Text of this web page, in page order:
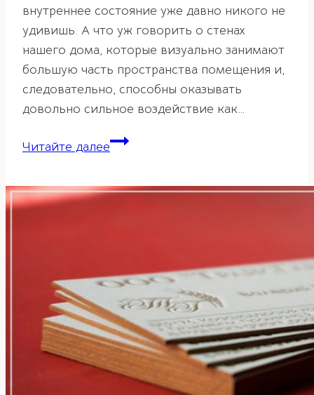
внутреннее состояние уже давно никого не
удивишь. А что уж говорить о стенах
нашего дома, которые визуально занимают
большую часть пространства помещения и,
следовательно, способны оказывать
довольно сильное воздействие как…
Читайте далееЦвет